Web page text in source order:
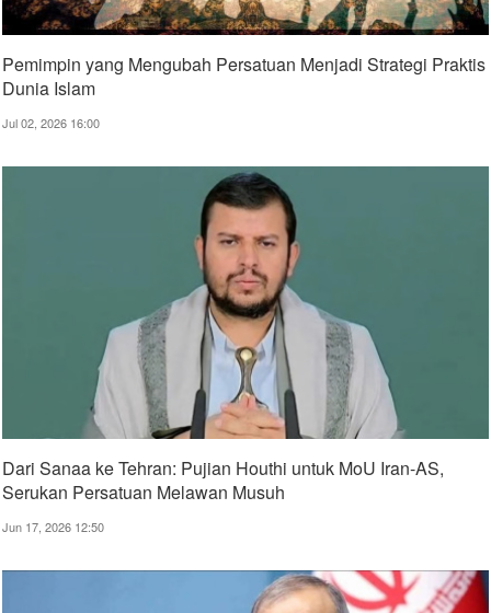
Pemimpin yang Mengubah Persatuan Menjadi Strategi Praktis
Dunia Islam
Jul 02, 2026 16:00
Dari Sanaa ke Tehran: Pujian Houthi untuk MoU Iran-AS,
Serukan Persatuan Melawan Musuh
Jun 17, 2026 12:50